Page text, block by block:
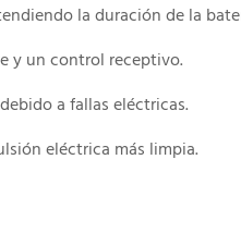
la duración de la
y un control receptivo.
a fallas eléctricas.
eléctrica más limpia.